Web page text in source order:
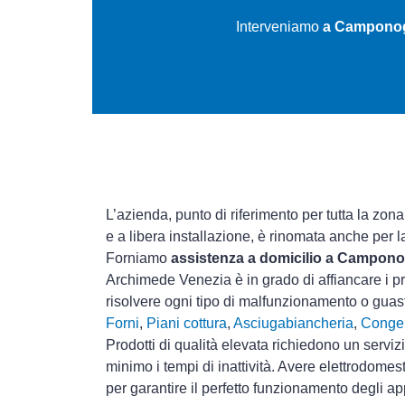
Interveniamo a
L’azienda, punto di riferimento per tutta la
e a libera installazione, è rinomata anche per
Forniamo assistenza a domicilio a
Archimede Venezia è in grado di affiancare i
risolvere ogni tipo di malfunzionamento o
Forni, Piani cottura, Asciugabiancheria,
Prodotti di qualità elevata richiedono un
minimo i tempi di inattività. Avere
per garantire il perfetto funzionamento degli